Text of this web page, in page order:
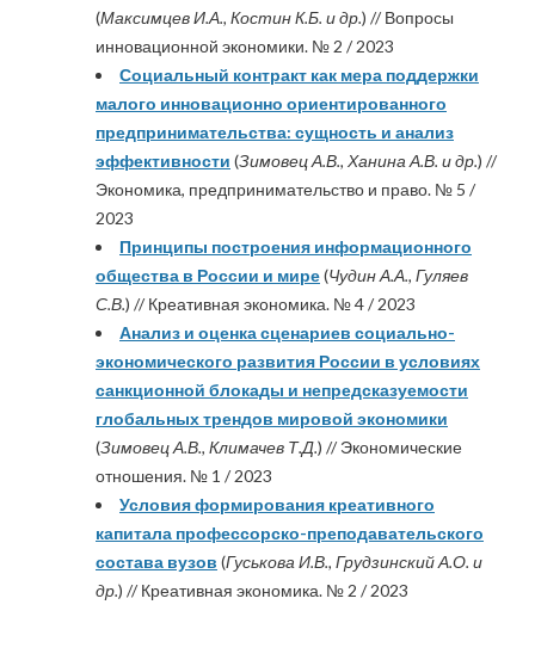
(Максимцев И.А., Костин К.Б. и др.) // Вопросы
инновационной экономики. № 2 / 2023
Социальный контракт как мера поддержки
малого инновационно ориентированного
предпринимательства: сущность и анализ
эффективности (Зимовец А.В., Ханина А.В. и др.) //
Экономика, предпринимательство и право. № 5 /
2023
Принципы построения информационного
общества в России и мире(Чудин А.А., Гуляев
С.В.) // Креативная экономика. № 4 / 2023
Анализ и оценка сценариев социально-
экономического развития России в условиях
санкционной блокады и непредсказуемости
глобальных трендов мировой экономики
(Зимовец А.В., Климачев Т.Д.) // Экономические
отношения. № 1 / 2023
Условия формирования креативного
капитала профессорско-преподавательского
состава вузов (Гуськова И.В., Грудзинский А.О. и
др.) // Креативная экономика. № 2 / 2023